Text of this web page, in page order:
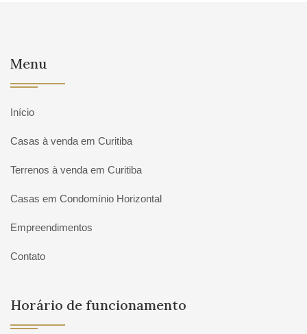
Menu
Início
Casas à venda em Curitiba
Terrenos à venda em Curitiba
Casas em Condomínio Horizontal
Empreendimentos
Contato
Horário de funcionamento